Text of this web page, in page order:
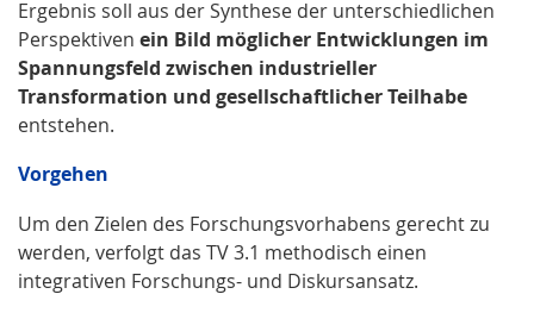
Ergebnis soll aus der Synthese der unterschiedlichen
Perspektiven ein Bild möglicher Entwicklungen im
Spannungsfeld zwischen industrieller
Transformation und gesellschaftlicher Teilhabe
entstehen.
Vorgehen
Um den Zielen des Forschungsvorhabens gerecht zu
werden, verfolgt das TV 3.1 methodisch einen
integrativen Forschungs- und Diskursansatz.